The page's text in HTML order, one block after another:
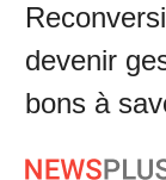
devenir
bons à